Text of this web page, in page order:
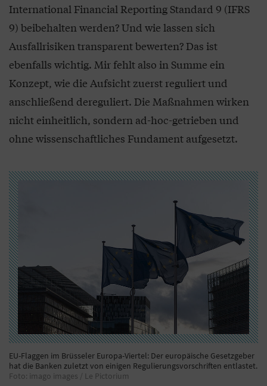
International Financial Reporting Standard 9 (IFRS
9) beibehalten werden? Und wie lassen sich
Ausfallrisiken transparent bewerten? Das ist
ebenfalls wichtig. Mir fehlt also in Summe ein
Konzept, wie die Aufsicht zuerst reguliert und
anschließend dereguliert. Die Maßnahmen wirken
nicht einheitlich, sondern ad-hoc-getrieben und
ohne wissenschaftliches Fundament aufgesetzt.
EU-Flaggen im Brüsseler Europa-Viertel: Der europäische Gesetzgeber
hat die Banken zuletzt von einigen Regulierungsvorschriften entlastet.
Foto: imago images / Le Pictorium